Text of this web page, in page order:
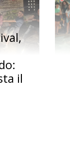
il